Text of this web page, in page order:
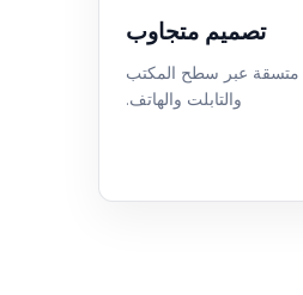
تصميم متجاوب
متسقة عبر سطح المكتب
والتابلت والهاتف.